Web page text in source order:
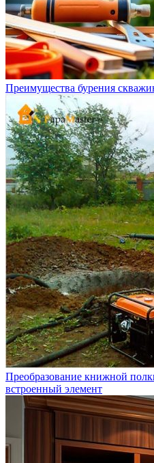
Преимущества бурения
Преобразование книжной
встроенный элемент